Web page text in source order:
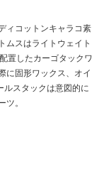
ィコットンキャラコ素
ムスはライトウェイト
置したカーゴタックワ
に固形ワックス、オイ
ルスタックは意図的に
ツ。